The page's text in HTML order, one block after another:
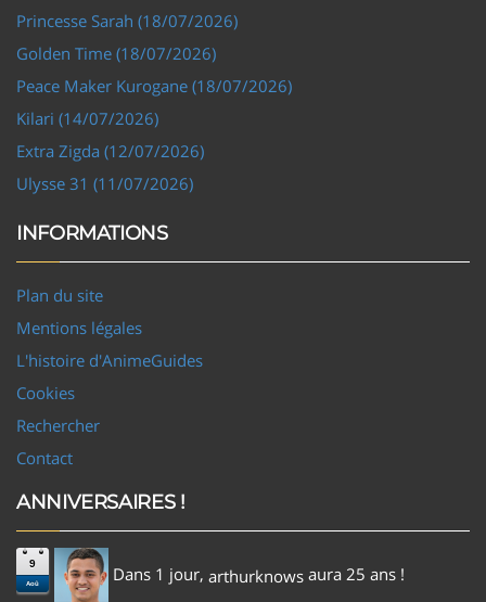
Princesse Sarah (18/07/2026)
Golden Time (18/07/2026)
Peace Maker Kurogane (18/07/2026)
Kilari (14/07/2026)
Extra Zigda (12/07/2026)
Ulysse 31 (11/07/2026)
INFORMATIONS
Plan du site
Mentions légales
L'histoire d'AnimeGuides
Cookies
Rechercher
Contact
ANNIVERSAIRES !
9
Aoû Dans 1 jour, arthurknows aura 25 ans !